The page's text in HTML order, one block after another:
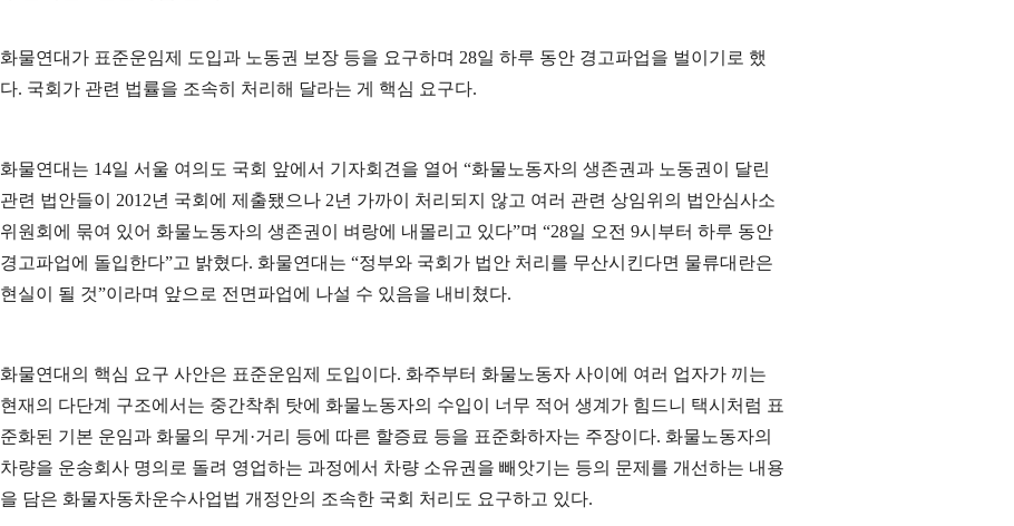
화물연대가 표준운임제 도입과 노동권 보장 등을 요구하며 28일 하루 동안 경고파업을 벌이기로 했
다. 국회가 관련 법률을 조속히 처리해 달라는 게 핵심 요구다.
화물연대는 14일 서울 여의도 국회 앞에서 기자회견을 열어 “화물노동자의 생존권과 노동권이 달린
관련 법안들이 2012년 국회에 제출됐으나 2년 가까이 처리되지 않고 여러 관련 상임위의 법안심사소
위원회에 묶여 있어 화물노동자의 생존권이 벼랑에 내몰리고 있다”며 “28일 오전 9시부터 하루 동안
경고파업에 돌입한다”고 밝혔다. 화물연대는 “정부와 국회가 법안 처리를 무산시킨다면 물류대란은
현실이 될 것”이라며 앞으로 전면파업에 나설 수 있음을 내비쳤다.
화물연대의 핵심 요구 사안은 표준운임제 도입이다. 화주부터 화물노동자 사이에 여러 업자가 끼는
현재의 다단계 구조에서는 중간착취 탓에 화물노동자의 수입이 너무 적어 생계가 힘드니 택시처럼 표
준화된 기본 운임과 화물의 무게·거리 등에 따른 할증료 등을 표준화하자는 주장이다. 화물노동자의
차량을 운송회사 명의로 돌려 영업하는 과정에서 차량 소유권을 빼앗기는 등의 문제를 개선하는 내용
을 담은 화물자동차운수사업법 개정안의 조속한 국회 처리도 요구하고 있다.